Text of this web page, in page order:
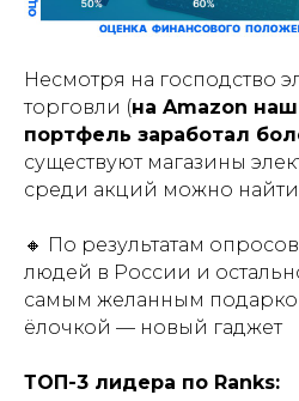
Несмотря на господство
торговли (на Amazon
портфель заработал
существуют магазины
среди акций можно найти
🔸 По результатам
людей в России и
самым желанным
ёлочкой — новый гаджет
ТОП-3 лидера по Ranks: